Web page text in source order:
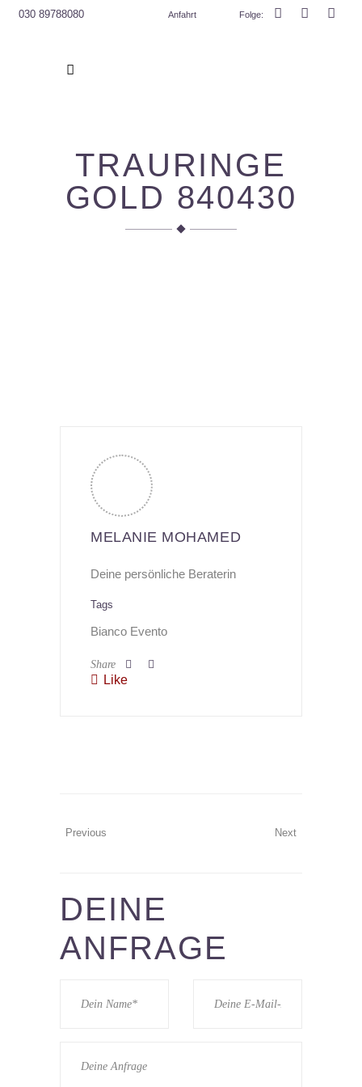
030 89788080 Anfahrt Folge:
TRAU­RIN­GE
GOLD 840430
MELANIE MOHAMED
Deine persönliche Beraterin
Tags
Bianco Evento
Share
Like
Previous Next
DEINE
ANFRAGE